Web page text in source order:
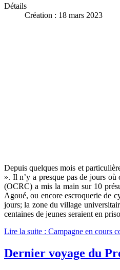
Détails
Création : 18 mars 2023
Depuis quelques mois et
». Il n’y a presque pas de jours
(OCRC) a mis la main sur 10
Agoué, ou encore escroquerie de
jours; la zone du village
centaines de jeunes seraient en
Lire la suite : Campagne en cours
Dernier voyage du